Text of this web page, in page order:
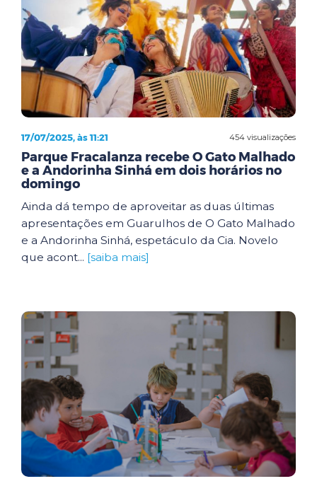
454 visualizações
17/07/2025, às 11:21
Parque Fracalanza recebe O Gato Malhado
e a Andorinha Sinhá em dois horários no
domingo
Ainda dá tempo de aproveitar as duas últimas
apresentações em Guarulhos de O Gato Malhado
e a Andorinha Sinhá, espetáculo da Cia. Novelo
que acont... [saiba mais]